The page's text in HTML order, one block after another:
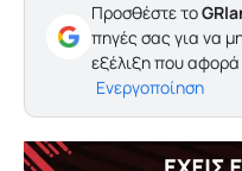
Προσθέστε το
πηγές σας για να
εξέλιξη που
Ενεργοποίηση